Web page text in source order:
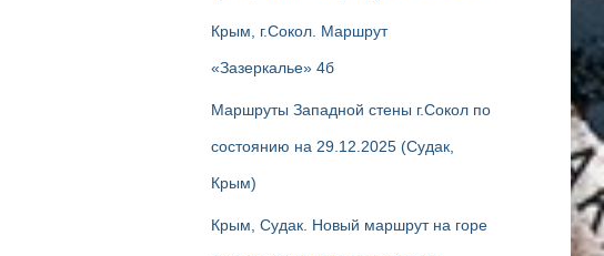
Крым, г.Сокол. Маршрут
«Зазеркалье» 4б
Маршруты Западной стены г.Сокол по
состоянию на 29.12.2025 (Судак,
Крым)
Крым, Судак. Новый маршрут на горе